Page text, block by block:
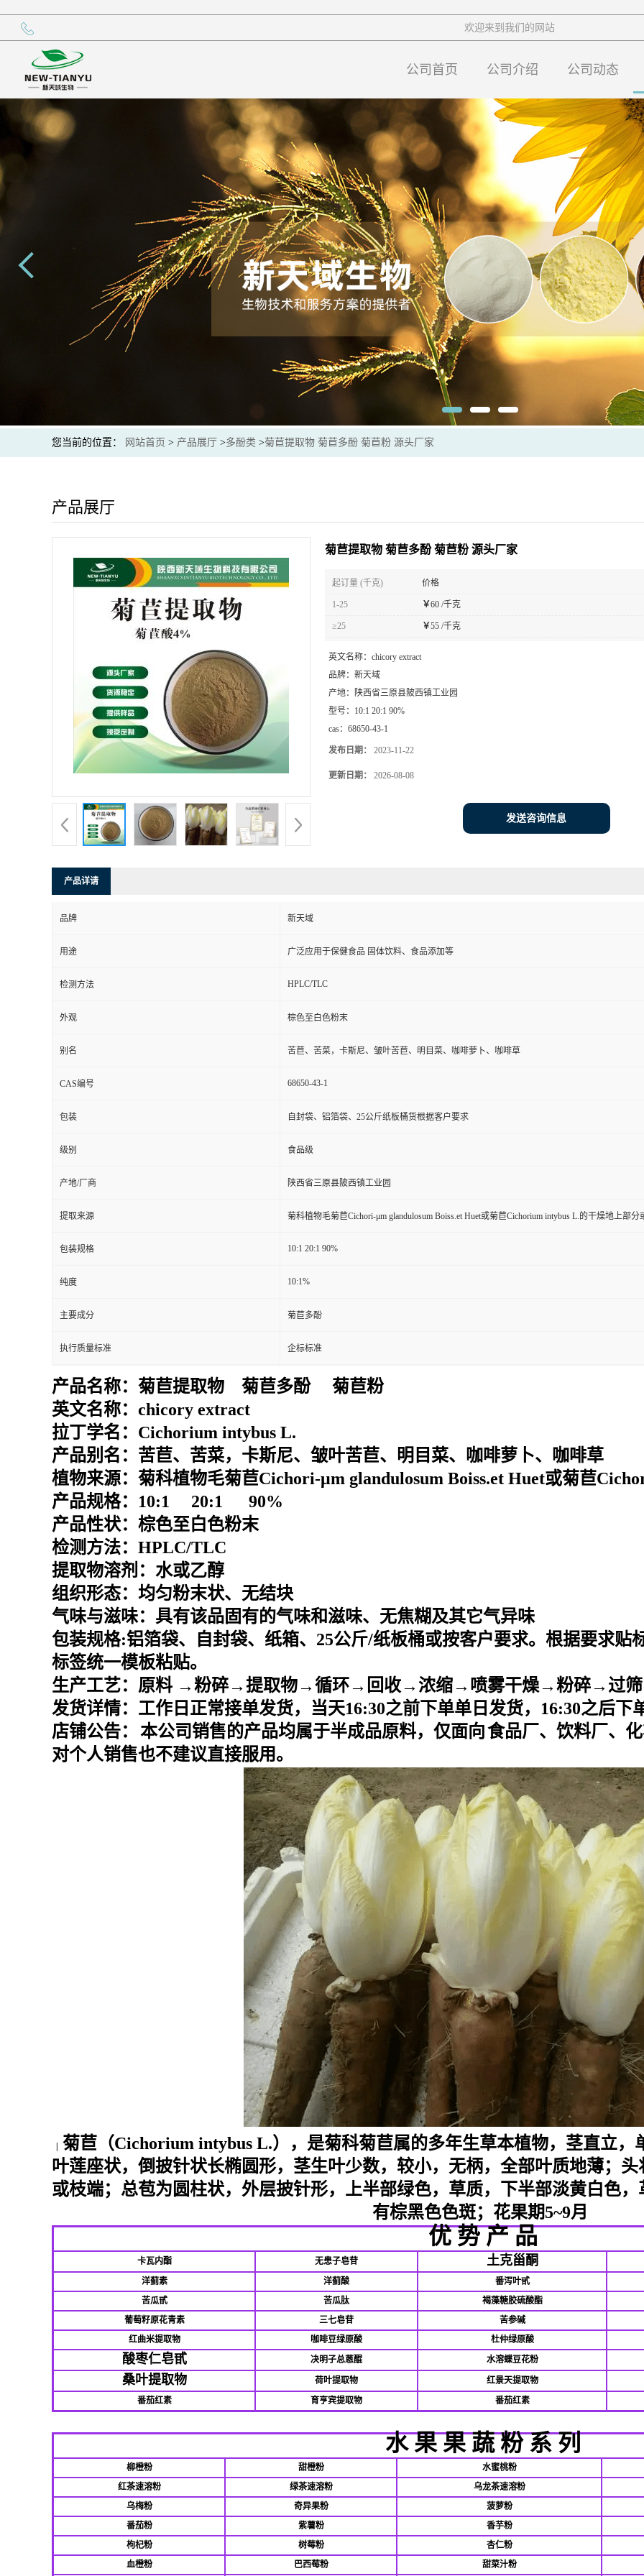
欢迎来到我们的网站
公司首页 公司介绍 公司动态
您当前的位置： 网站首页 > 产品展厅 >多酚类 >菊苣提取物 菊苣多酚 菊苣粉 源头厂家
产品展厅
菊苣提取物 菊苣多酚 菊苣粉 源头厂家
起订量 (千克) 价格
1-25 ￥60 /千克
≥25 ￥55 /千克
英文名称： chicory extract
品牌： 新天域
产地：
陕西省三原县陂西镇工业园
型号： 10:1 20:1 90%
cas： 68650-43-1
发布日期： 2023-11-22
更新日期： 2026-08-08
发送咨询信息
产品详请
品牌 新天域
用途 广泛应用于保健食品 固体饮料、食品添加等
检测方法 HPLC/TLC
外观 棕色至白色粉末
别名 苦苣、苦菜，卡斯尼、皱叶苦苣、明目菜、咖啡萝卜、咖啡草
CAS编号 68650-43-1
包装 自封袋、铝箔袋、25公斤纸板桶货根据客户要求
级别 食品级
产地/厂商 陕西省三原县陂西镇工业园
提取来源 菊科植物毛菊苣Cichori-μm glandulosum Boiss.et Huet或菊苣Cichorium intybus L.的干燥地上部分
包装规格 10:1 20:1 90%
纯度 10:1%
主要成分 菊苣多酚
执行质量标准 企标标准
产品名称： 菊苣提取物 菊苣多酚 菊苣粉
英文名称： chicory extract
拉丁学名： Cichorium intybus L.
产品别名： 苦苣、苦菜，卡斯尼、皱叶苦苣、明目菜、咖啡萝卜、咖啡草
植物来源： 菊科植物毛菊苣Cichori-μm glandulosum Boiss.et Huet或菊苣
产品规格： 10:1 20:1 90%
产品性状：棕色至白色粉末
检测方法： HPLC/TLC
提取物溶剂：水或乙醇
组织形态：均匀粉末状、无结块
气味与滋味：具有该品固有的气味和滋味、无焦糊及其它气异味
包装规格:铝箔袋、自封袋、纸箱、 25公斤/纸板桶或按客户要求。根据要求贴
标签统一模板粘贴。
生产工艺：原料 →粉碎→提取物→循环→回收→浓缩→喷雾干燥→粉碎→过
发货详情：工作日正常接单发货，当天16:30之前下单单日发货，16:30之后下
店铺公告：
本公司销售的产品均属于半成品原料，仅面向食品厂、饮料厂、
对个人销售也不建议直接服用。
菊苣（Cichorium intybus L.），是菊科菊苣属的多年生草本植物，茎直立，
叶莲座状，倒披针状长椭圆形，茎生叶少数，较小，无柄，全部叶质地薄；
或枝端；总苞为圆柱状，外层披针形，上半部绿色，草质，下半部淡黄白色
有棕黑色色斑；花果期5~9月
优 势 产 品
卡瓦内酯 无患子皂苷 土克甾酮
洋蓟素 洋蓟酸
番泻叶甙
苦瓜甙
苦瓜肽
褐藻糖胶硫酸酯
葡萄籽原花青素
三七皂苷
苦参碱
红曲米提取物
咖啡豆绿原酸 杜仲绿原酸
酸枣仁皂甙 决明子总蒽醌 水溶蝶豆花粉
桑叶提取物 荷叶提取物
红景天提取物
番茄红素
育亨宾提取物 番茄红素
水果果蔬粉系列
柳橙粉 甜橙粉
水蜜桃粉
红茶速溶粉
绿茶速溶粉
乌龙茶速溶粉
乌梅粉
奇异果粉
菠萝粉
番茄粉
紫薯粉
香芋粉
枸杞粉
树莓粉
杏仁粉
血橙粉
巴西莓粉 甜菜汁粉